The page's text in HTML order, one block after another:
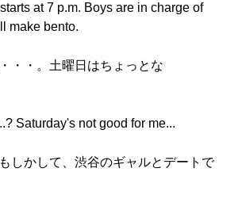
at 7 p.m. Boys are in charge of
make bento.
・・。土曜日はちょっとな
Saturday's not good for me...
しかして、渋谷のギャルとデートで